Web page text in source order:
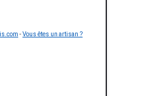
-Vous êtes un artisan ?